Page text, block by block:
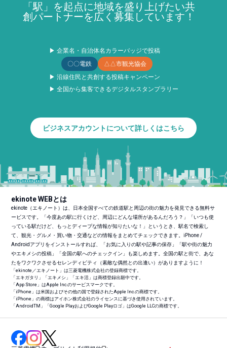
「駅」を起点に地域を盛り上げたい共
創パートナーを広く募集しています！
▶ 企業名・自治体名カラーバッジで投稿
〇〇電鉄
△△市観光協会
▶ 沿線住民と共創する投稿キャンペーン
▶ 全国から集客できるデジタルスタンプラリー
ビジネスアカウントについて詳しくはこちら
ekinote WEBとは
ekinote（エキノート）は、日本全国すべての鉄道駅と周辺の街の魅力を発見できる無料サ
ービスです。「今度あの駅に行くけど、周辺にどんな場所があるんだろう？」「いつも使
っている駅だけど、もっとディープな情報が知りたいな！」というとき、駅名で検索し
て、観光・グルメ・買い物・交通などの情報をまとめてチェックできます。iPhone /
Androidアプリをインストールすれば、「お気に入りの駅や記事の保存」「駅や街の魅力
やエキメシの投稿」「全国の駅へのチェックイン」も楽しめます。全国の駅と街で、あな
たをワクワクさせるセレンディピティ（素敵な偶然との出逢い）がありますように！
「ekinote／エキノート」は三菱電機株式会社の登録商標です。
「エキガタリ」「エキメシ」「エキ活」は商標登録出願中です。
「App Store」はApple Inc.のサービスマークです。
「iPhone」は米国およびその他の国で登録されたApple Inc.の商標です。
「iPhone」の商標はアイホン株式会社のライセンスに基づき使用されています。
「AndroidTM 」「Google PlayおよびGoogle Playロゴ」はGoogle LLCの商標です。